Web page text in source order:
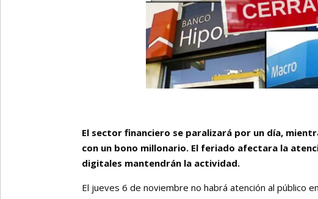
El sector financiero se paralizará por un día,
con un bono millonario. El feriado afectara la
digitales mantendrán la actividad.
El jueves 6 de noviembre no habrá atención al público